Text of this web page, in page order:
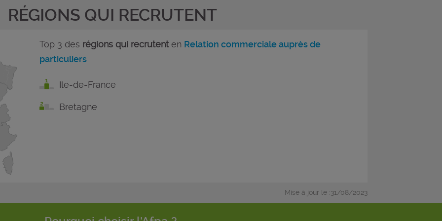
RÉGIONS QUI RECRUTENT
Top 3 des régions qui recrutenten Relation commerciale auprès de
particuliers
Ile-de-France
Bretagne
Mise à jour le :31/08/2023